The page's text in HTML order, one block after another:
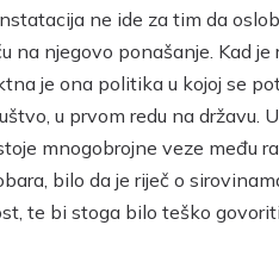
ne ide za tim da
njegovo ponašanje. Kad
je ona politika u kojoj se
u prvom redu na državu.
mnogobrojne veze među
bilo da je riječ o
te bi stoga bilo teško